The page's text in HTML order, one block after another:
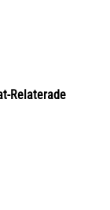
Relaterade